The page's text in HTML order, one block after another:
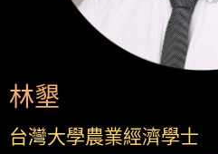
林墾
台灣大學農業經濟學士